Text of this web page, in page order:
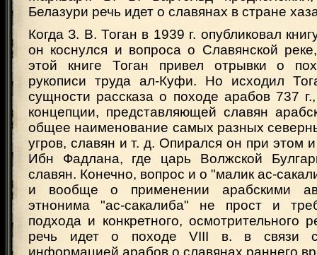
Белазури речь идет о славянах в стране
Когда З. В. Тоган в 1939 г. опубликовал
он коснулся и вопроса о Славянской
этой книге Тоган привел отрывки о
рукописи труда ал-Куфи. Но исходил
сущности рассказа о походе арабов 737
концепции, представляющей славян
общее наименование самых разных
угров, славян и т. д. Опирался он при этом
Ибн Фадлана, где царь Волжской
славян. Конечно, вопрос и о "малик ас-
и вообще о применении арабскими
этнонима "ас-сакалиба" не прост и
подхода и конкретного, осмотрительного
речь идет о походе VIII в. в связи
информацией арабов о славянах раннего